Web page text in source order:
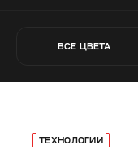
ВСЕ ЦВЕТА
ТЕХНОЛОГИИ